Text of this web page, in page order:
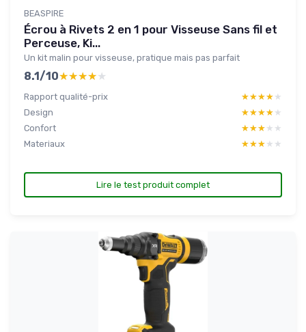
BEASPIRE
Écrou à Rivets 2 en 1 pour Visseuse Sans fil et
Perceuse, Ki...
Un kit malin pour visseuse, pratique mais pas parfait
8.1/10★★★★★
★★★★★
Rapport qualité-prix ★★★★★
★★★★★
Design
★★★★★
★★★★★
Confort
★★★★★
★★★★★
Materiaux
★★★★★
★★★★★
Lire le test produit complet